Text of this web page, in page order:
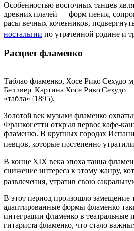
Особенностью восточных танцев
древних плачей — форм пения,
расы вечных кочевников,
ностальгии по утраченной родине и
Расцвет фламенко
Таблао фламенко, Хосе Рико Сехудо
Беллвер. Картина Хосе Рико Сехудо
«табла» (1895).
Золотой век музыки фламенко
Франконетти открыл первое кафе-
фламенко. В крупных городах
певцов, которые постепенно
В конце XIX века эпоха танца
снижение интереса к этому жанру,
развлечения, утратив свою
В этот период произошло замещение
адаптированные формы фламенко
интеграции фламенко в театральные
гитариста фламенко, что стало